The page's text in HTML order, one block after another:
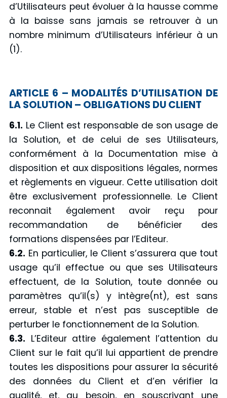
d’Utilisateurs peut évoluer à la hausse comme
à la baisse sans jamais se retrouver à un
nombre minimum d’Utilisateurs inférieur à un
(1).
ARTICLE 6 – MODALITÉS D’UTILISATION DE
LA SOLUTION – OBLIGATIONS DU CLIENT
6.1. Le Client est responsable de son usage de
la Solution, et de celui de ses Utilisateurs,
conformément à la Documentation mise à
disposition et aux dispositions légales, normes
et règlements en vigueur. Cette utilisation doit
être exclusivement professionnelle. Le Client
reconnait également avoir reçu pour
recommandation de bénéficier des
formations dispensées par l’Editeur.
6.2. En particulier, le Client s’assurera que tout
usage qu’il effectue ou que ses Utilisateurs
effectuent, de la Solution, toute donnée ou
paramètres qu’il(s) y intègre(nt), est sans
erreur, stable et n’est pas susceptible de
perturber le fonctionnement de la Solution.
6.3. L’Editeur attire également l’attention du
Client sur le fait qu’il lui appartient de prendre
toutes les dispositions pour assurer la sécurité
des données du Client et d’en vérifier la